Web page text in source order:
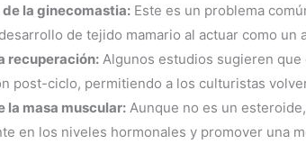
la ginecomastia: Este es un problema
de tejido mamario al actuar como un
recuperación: Algunos estudios sugieren
post-ciclo, permitiendo a los culturistas
la masa muscular: Aunque no es un
en los niveles hormonales y promover una